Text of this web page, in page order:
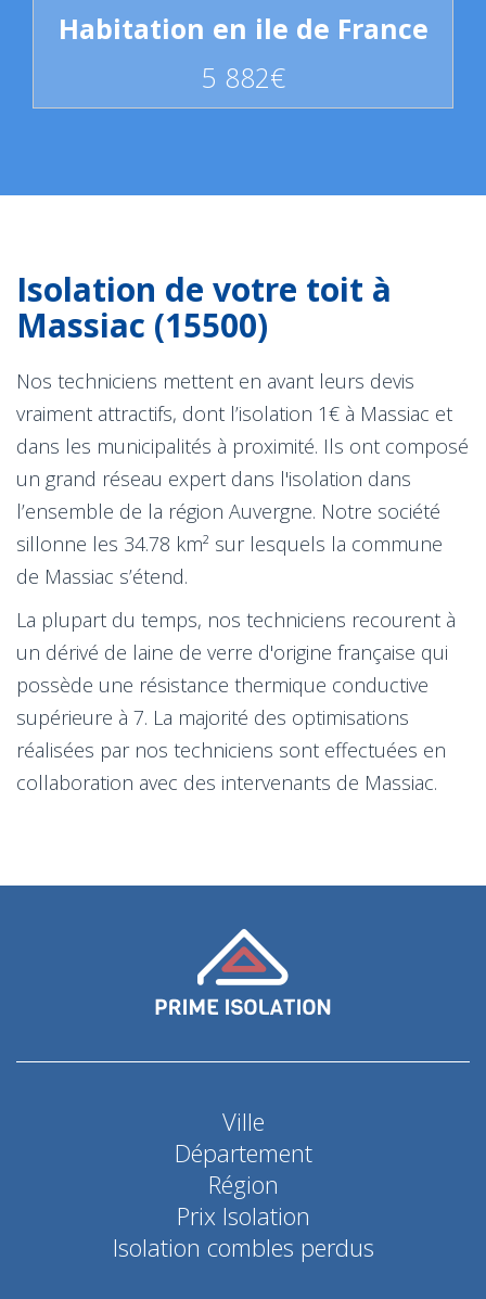
5 882€
Isolation de votre toit à
Massiac (15500)
Nos techniciens mettent en avant leurs devis
vraiment attractifs, dont l’isolation 1€ à Massiac et
dans les municipalités à proximité. Ils ont composé
un grand réseau expert dans l'isolation dans
l’ensemble de la région Auvergne. Notre société
sillonne les 34.78 km² sur lesquels la commune
de Massiac s’étend.
La plupart du temps, nos techniciens recourent à
un dérivé de laine de verre d'origine française qui
possède une résistance thermique conductive
supérieure à 7. La majorité des optimisations
réalisées par nos techniciens sont effectuées en
collaboration avec des intervenants de Massiac.
Ville
Département
Région
Prix Isolation
Isolation combles perdus